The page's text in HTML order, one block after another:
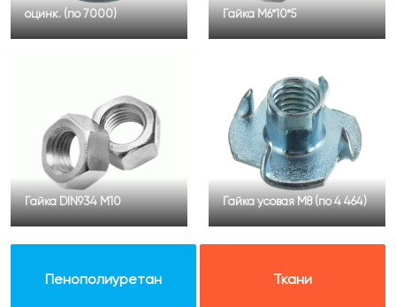
оцинк. (по 7000)
Гайка DIN934 М10
Гайка М6*10*5
Гайка усовая М8 (по 4 464)
Пенополиуретан Ткани